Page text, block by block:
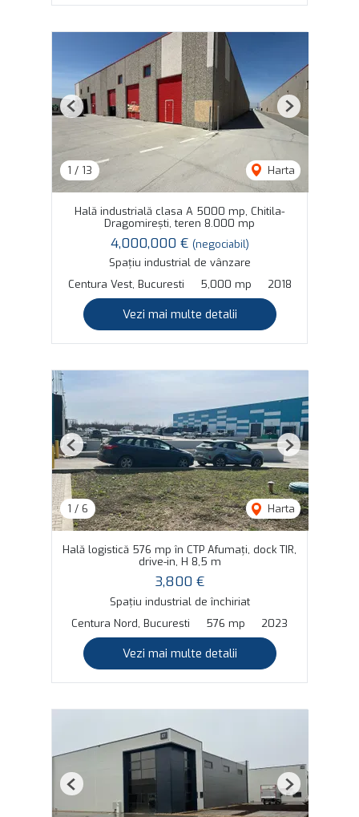
1 / 13 Harta
Previous Next
Hală industrială clasa A 5000 mp, Chitila-
Dragomirești, teren 8.000 mp
4,000,000 € (negociabil)
Spațiu industrial de vânzare
Centura Vest, Bucuresti
5,000 mp 2018
Vezi mai multe detalii
1 / 6 Harta
Previous Next
Hală logistică 576 mp în CTP Afumați, dock TIR,
drive-in, H 8,5 m
3,800 €
Spațiu industrial de închiriat
Centura Nord, Bucuresti
576 mp 2023
Vezi mai multe detalii
Previous Next